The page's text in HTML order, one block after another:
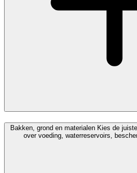
Bakken, grond en materialen Kies de
over voeding, waterreservoirs,